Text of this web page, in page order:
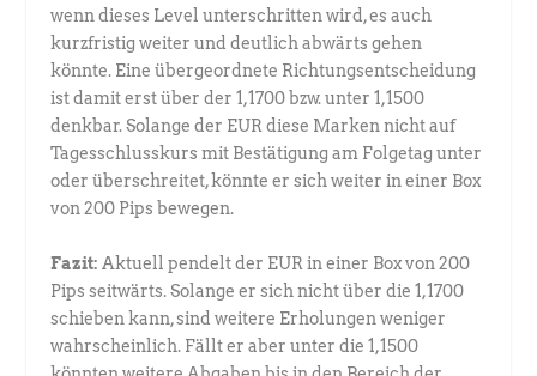
wenn dieses Level unterschritten wird, es auch
kurzfristig weiter und deutlich abwärts gehen
könnte. Eine übergeordnete Richtungsentscheidung
ist damit erst über der 1,1700 bzw. unter 1,1500
denkbar. Solange der EUR diese Marken nicht auf
Tagesschlusskurs mit Bestätigung am Folgetag unter
oder überschreitet, könnte er sich weiter in einer Box
von 200 Pips bewegen.
Fazit: Aktuell pendelt der EUR in einer Box von 200
Pips seitwärts. Solange er sich nicht über die 1,1700
schieben kann, sind weitere Erholungen weniger
wahrscheinlich. Fällt er aber unter die 1,1500